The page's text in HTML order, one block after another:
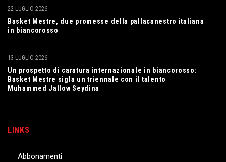
Basket Mestre, due promesse della pallacanestro italiana
in biancorosso
22 LUGLIO 2026
Un prospetto di caratura internazionale in biancorosso:
Basket Mestre sigla un triennale con il talento
Muhammed Jallow Seydina
13 LUGLIO 2026
LINKS
Abbonamenti